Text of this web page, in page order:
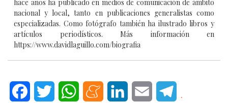
hace años ha publicado en medios de comunicación de ámbito
nacional y local, tanto en publicaciones generalistas como
especializadas. Como fotógrafo también ha ilustrado libros y
artículos periodísticos. Más información en
https://www.davidlaguillo.com/biografia
FacebookTwitter WhatsAppMeneameLinkedInEmail .